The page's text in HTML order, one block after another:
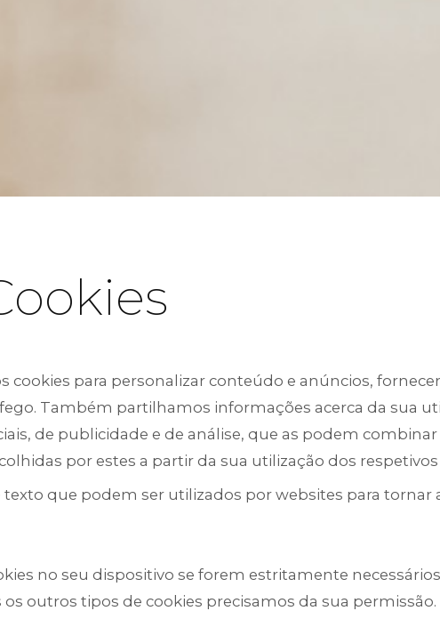
cookies para personalizar conteúdo e anúncios,
Também partilhamos informações acerca da sua
de publicidade e de análise, que as podem
por estes a partir da sua utilização dos respetivos
que podem ser utilizados por websites para tornar
no seu dispositivo se forem estritamente
outros tipos de cookies precisamos da sua permissão.